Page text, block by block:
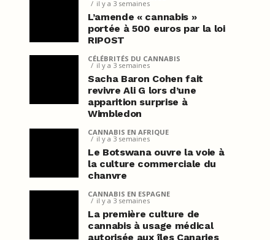
il y a 3 semaines
L’amende « cannabis »
portée à 500 euros par la loi
RIPOST
CÉLÉBRITÉS DU CANNABIS
il y a 3 semaines
Sacha Baron Cohen fait
revivre Ali G lors d’une
apparition surprise à
Wimbledon
CANNABIS EN AFRIQUE
il y a 3 semaines
Le Botswana ouvre la voie à
la culture commerciale du
chanvre
CANNABIS EN ESPAGNE
il y a 3 semaines
La première culture de
cannabis à usage médical
autorisée aux îles Canaries